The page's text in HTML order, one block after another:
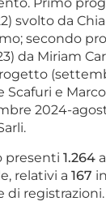
svolto da
secondo
da Miriam
Scafuri e
2024-
presenti 1.264
relativi a 167
di registrazioni.